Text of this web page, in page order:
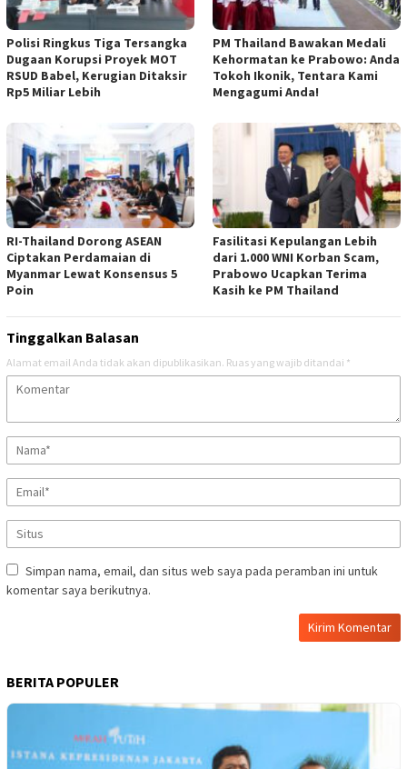
Polisi Ringkus Tiga Tersangka
Dugaan Korupsi Proyek MOT
RSUD Babel, Kerugian Ditaksir
Rp5 Miliar Lebih
PM Thailand Bawakan Medali
Kehormatan ke Prabowo: Anda
Tokoh Ikonik, Tentara Kami
Mengagumi Anda!
RI-Thailand Dorong ASEAN
Ciptakan Perdamaian di
Myanmar Lewat Konsensus 5
Poin
Fasilitasi Kepulangan Lebih
dari 1.000 WNI Korban Scam,
Prabowo Ucapkan Terima
Kasih ke PM Thailand
Tinggalkan Balasan
Alamat email Anda tidak akan dipublikasikan. Ruas yang wajib ditandai *
Simpan nama, email, dan situs web saya pada peramban ini untuk
komentar saya berikutnya.
BERITA POPULER